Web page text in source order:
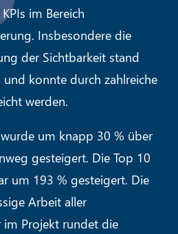
im Bereich
Insbesondere die
der Sichtbarkeit stand
konnte durch zahlreiche
werden.
um knapp 30 % über
gesteigert. Die Top 10
um 193 % gesteigert. Die
Arbeit aller
im Projekt rundet die